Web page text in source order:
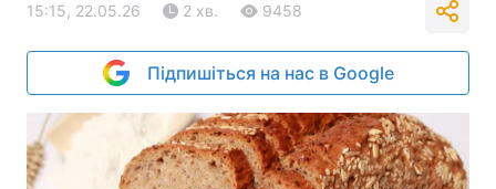
15:15, 22.05.26 2 хв. 9458
Підпишіться на нас в Google